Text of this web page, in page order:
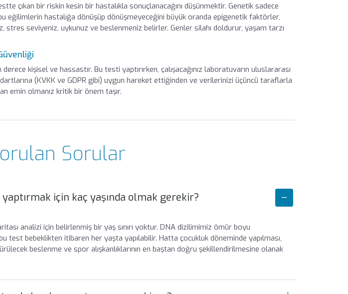
çıkan bir riskin kesin bir hastalıkla sonuçlanacağını düşünmektir. Genetik sadece
eğilimlerin hastalığa dönüşüp dönüşmeyeceğini büyük oranda epigenetik faktörler,
stres seviyeniz, uykunuz ve beslenmeniz belirler. Genler silahı doldurur, yaşam tarzı
kişisel ve hassastır. Bu testi yaptırırken, çalışacağınız laboratuvarın uluslararası
(KVKK ve GDPR gibi) uygun hareket ettiğinden ve verilerinizi üçüncü taraflarla
emin olmanız kritik bir önem taşır.
Sorular
için kaç yaşında olmak gerekir?
analizi için belirlenmiş bir yaş sınırı yoktur. DNA dizilimimiz ömür boyu
test bebeklikten itibaren her yaşta yapılabilir. Hatta çocukluk döneminde yapılması,
beslenme ve spor alışkanlıklarının en baştan doğru şekillendirilmesine olanak